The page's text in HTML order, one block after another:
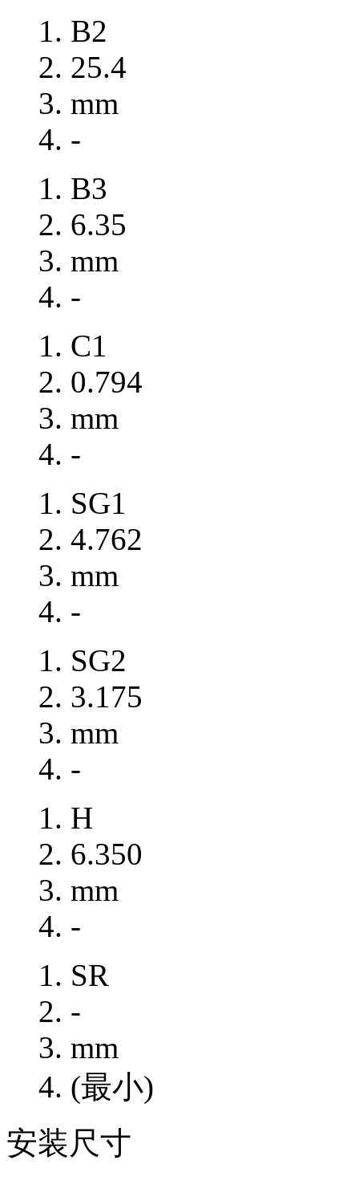
B2
25.4
mm
-
B3
6.35
mm
-
C1
0.794
mm
-
SG1
4.762
mm
-
SG2
3.175
mm
-
H
6.350
mm
-
SR
-
mm
(最小)
安装尺寸